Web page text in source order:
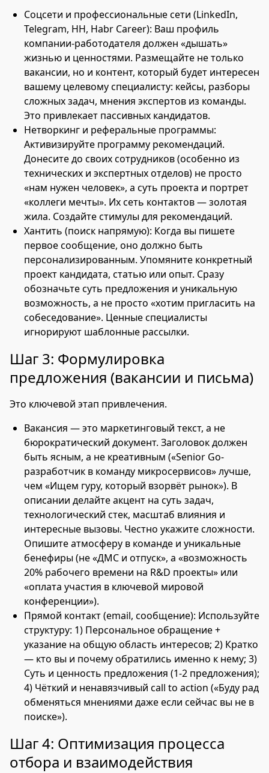
Соцсети и профессиональные сети (LinkedIn,
Telegram, HH, Habr Career): Ваш профиль
компании-работодателя должен «дышать»
жизнью и ценностями. Размещайте не только
вакансии, но и контент, который будет интересен
вашему целевому специалисту: кейсы, разборы
сложных задач, мнения экспертов из команды.
Это привлекает пассивных кандидатов.
Нетворкинг и реферальные программы:
Активизируйте программу рекомендаций.
Донесите до своих сотрудников (особенно из
технических и экспертных отделов) не просто
«нам нужен человек», а суть проекта и портрет
«коллеги мечты». Их сеть контактов — золотая
жила. Создайте стимулы для рекомендаций.
Хантить (поиск напрямую): Когда вы пишете
первое сообщение, оно должно быть
персонализированным. Упомяните конкретный
проект кандидата, статью или опыт. Сразу
обозначьте суть предложения и уникальную
возможность, а не просто «хотим пригласить на
собеседование». Ценные специалисты
игнорируют шаблонные рассылки.
Шаг 3: Формулировка
предложения (вакансии и письма)
Это ключевой этап привлечения.
Вакансия — это маркетинговый текст, а не
бюрократический документ. Заголовок должен
быть ясным, а не креативным («Senior Go-
разработчик в команду микросервисов» лучше,
чем «Ищем гуру, который взорвёт рынок»). В
описании делайте акцент на суть задач,
технологический стек, масштаб влияния и
интересные вызовы. Честно укажите сложности.
Опишите атмосферу в команде и уникальные
бенефиры (не «ДМС и отпуск», а «возможность
20% рабочего времени на R&D проекты» или
«оплата участия в ключевой мировой
конференции»).
Прямой контакт (email, сообщение): Используйте
структуру: 1) Персональное обращение +
указание на общую область интересов; 2) Кратко
— кто вы и почему обратились именно к нему; 3)
Суть и ценность предложения (1-2 предложения);
4) Чёткий и ненавязчивый call to action («Буду рад
обменяться мнениями даже если сейчас вы не в
поиске»).
Шаг 4: Оптимизация процесса
отбора и взаимодействия